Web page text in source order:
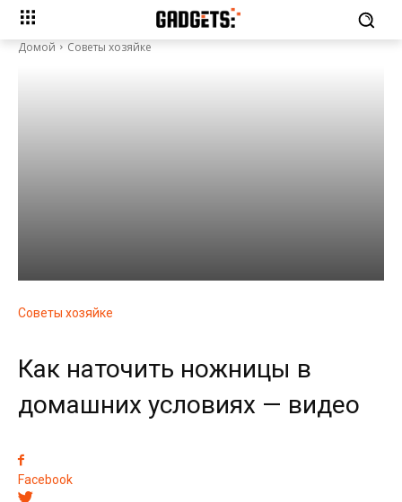
Домой Советы хозяйке
Советы хозяйке
Как наточить ножницы в
домашних условиях — видео
Facebook